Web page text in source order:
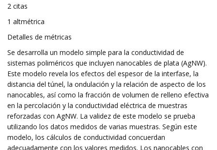
2 citas
1 altmétrica
Detalles de métricas
Se desarrolla un modelo simple para la conductividad de
sistemas poliméricos que incluyen nanocables de plata (AgNW).
Este modelo revela los efectos del espesor de la interfase, la
distancia del túnel, la ondulación y la relación de aspecto de los
nanocables, así como la fracción de volumen de relleno efectiva
en la percolación y la conductividad eléctrica de muestras
reforzadas con AgNW. La validez de este modelo se prueba
utilizando los datos medidos de varias muestras. Según este
modelo, los cálculos de conductividad concuerdan
adecuadamente con los valores medidos. Los nanocables con